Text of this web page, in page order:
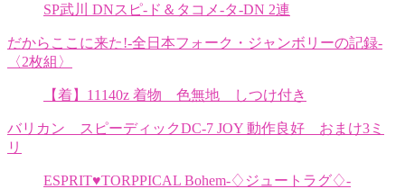
SP武川 DNスピ-ド＆タコメ-タ-DN 2連
だからここに来た!-全日本フォーク・ジャンボリーの記録-
〈2枚組〉
【着】11140z 着物 色無地 しつけ付き
バリカン スピーディックDC-7 JOY 動作良好 おまけ3ミ
リ
ESPRIT♥TORPPICAL Bohem-♢ジュートラグ♢-